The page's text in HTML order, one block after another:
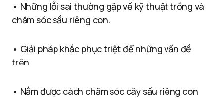
• Những lỗi sai thường gặp về kỹ thuật trồng và
chăm sóc sầu riêng con.
• Giải pháp khắc phục triệt để những vấn đề
trên
• Nắm được cách chăm sóc cây sầu riêng con